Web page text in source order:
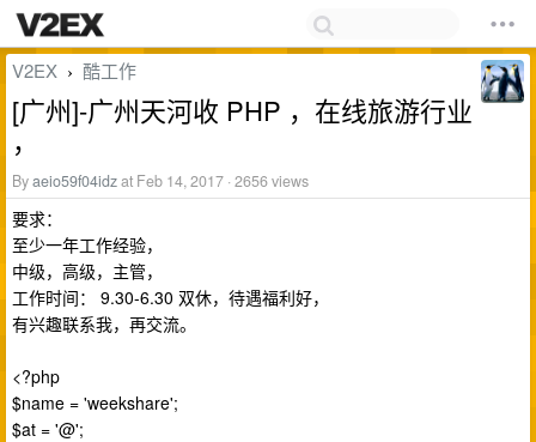
V2EX › 酷工作
[广州]-广州天河收 PHP ，在线旅游行业
，
Byaeio59f04idzat Feb 14, 2017 · 2656 views
要求：
至少一年工作经验，
中级，高级，主管，
工作时间： 9.30-6.30 双休，待遇福利好，
有兴趣联系我，再交流。
<?php
$name = 'weekshare';
$at = '@';